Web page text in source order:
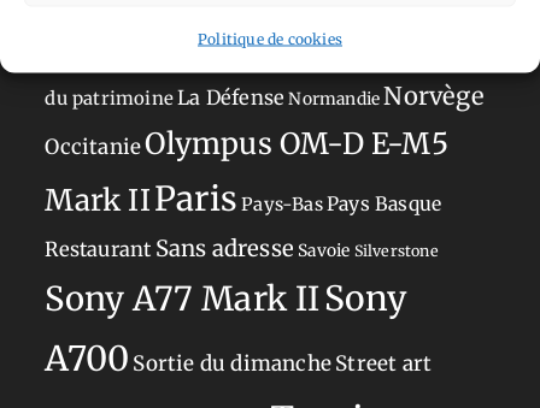
Politique de cookiesJapon
du patrimoineLa Défense NormandieNorvège
OccitanieOlympus OM-D E-M5
Mark IIParis Pays-BasPays Basque
Restaurant Sans adresse Savoie Silverstone
Sony A77 Mark IISony
A700 Sortie du dimancheStreet art